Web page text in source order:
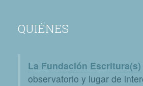
QUIÉNES
La Fundación Escritura(s)
observatorio y lugar de